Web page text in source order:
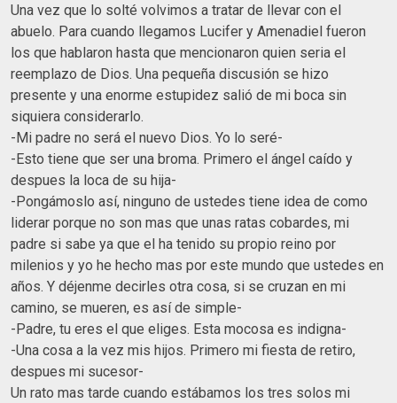
Una vez que lo solté volvimos a tratar de llevar con el
abuelo. Para cuando llegamos Lucifer y Amenadiel fueron
los que hablaron hasta que mencionaron quien seria el
reemplazo de Dios. Una pequeña discusión se hizo
presente y una enorme estupidez salió de mi boca sin
siquiera considerarlo.
-Mi padre no será el nuevo Dios. Yo lo seré-
-Esto tiene que ser una broma. Primero el ángel caído y
despues la loca de su hija-
-Pongámoslo así, ninguno de ustedes tiene idea de como
liderar porque no son mas que unas ratas cobardes, mi
padre si sabe ya que el ha tenido su propio reino por
milenios y yo he hecho mas por este mundo que ustedes en
años. Y déjenme decirles otra cosa, si se cruzan en mi
camino, se mueren, es así de simple-
-Padre, tu eres el que eliges. Esta mocosa es indigna-
-Una cosa a la vez mis hijos. Primero mi fiesta de retiro,
despues mi sucesor-
Un rato mas tarde cuando estábamos los tres solos mi